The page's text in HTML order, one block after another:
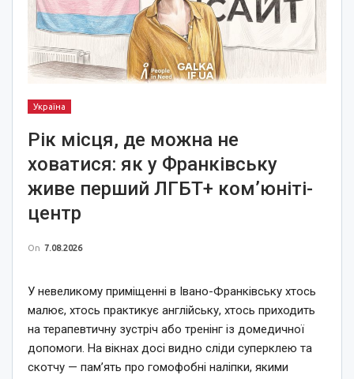
Україна
Рік місця, де можна не
ховатися: як у Франківську
живе перший ЛГБТ+ ком’юніті-
центр
On 7.08.2026
У невеликому приміщенні в Івано-Франківську хтось
малює, хтось практикує англійську, хтось приходить
на терапевтичну зустріч або тренінг із домедичної
допомоги. На вікнах досі видно сліди суперклею та
скотчу — пам’ять про гомофобні наліпки, якими